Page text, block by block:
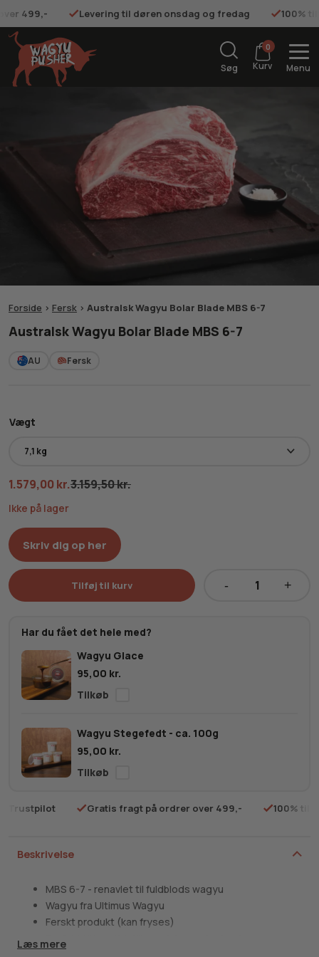
499,- Levering til døren onsdag og fredag 100%
Søg
0
Kurv Menu
Beskrivelse
MBS 6-7 - renavlet til fuldblods wagyu
Wagyu fra Ultimus Wagyu
Ferskt produkt (kan fryses)
Læs mere
Forside > Fersk > Australsk Wagyu Bolar Blade MBS 6-7
Australsk Wagyu Bolar Blade MBS 6-7
AU Fersk
Vægt
1.579,00kr.3.159,50kr.
Ikke på lager
Skriv dig op her
Har du fået det hele med?
Wagyu Glace
95,00 kr.
Wagyu Stegefedt - ca. 100g
95,00 kr.
Tilføj til kurv
Trustpilot Gratis fragt på ordrer over 499,- 100%